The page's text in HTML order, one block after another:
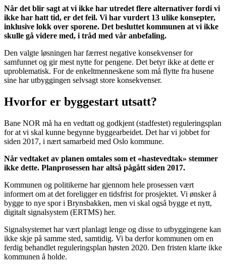
Når det blir sagt at vi ikke har utredet flere alternativer fordi vi
ikke har hatt tid, er det feil. Vi har vurdert 13 ulike konsepter,
inklusive lokk over sporene. Det besluttet kommunen at vi ikke
skulle gå videre med, i tråd med vår anbefaling.
Den valgte løsningen har færrest negative konsekvenser for
samfunnet og gir mest nytte for pengene. Det betyr ikke at dette er
uproblematisk. For de enkeltmenneskene som må flytte fra husene
sine har utbyggingen selvsagt store konsekvenser.
Hvorfor er byggestart utsatt?
Bane NOR må ha en vedtatt og godkjent (stadfestet) reguleringsplan
for at vi skal kunne begynne byggearbeidet. Det har vi jobbet for
siden 2017, i nært samarbeid med Oslo kommune.
Når vedtaket av planen omtales som et «hastevedtak» stemmer
ikke dette. Planprosessen har altså pågått siden 2017.
Kommunen og politikerne har gjennom hele prosessen vært
informert om at det foreligger en tidsfrist for prosjektet. Vi ønsker å
bygge to nye spor i Brynsbakken, men vi skal også bygge et nytt,
digitalt signalsystem (ERTMS) her.
Signalsystemet har vært planlagt lenge og disse to utbyggingene kan
ikke skje på samme sted, samtidig. Vi ba derfor kommunen om en
ferdig behandlet reguleringsplan høsten 2020. Den fristen klarte ikke
kommunen å holde.